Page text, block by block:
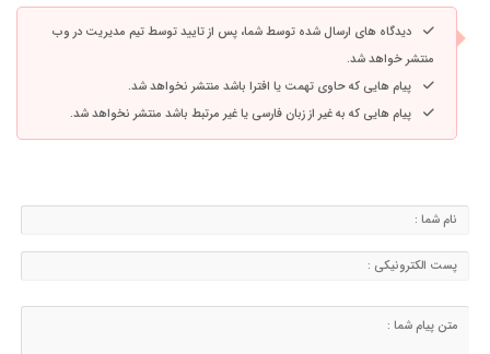
دیدگاه های ارسال شده توسط شما، پس از تایید توسط تیم مدیریت در وب
منتشر خواهد شد.
پیام هایی که حاوی تهمت یا افترا باشد منتشر نخواهد شد.
پیام هایی که به غیر از زبان فارسی یا غیر مرتبط باشد منتشر نخواهد شد.